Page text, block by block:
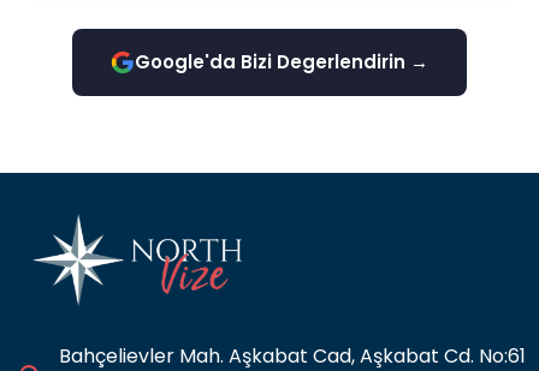
Google'da Bizi Degerlendirin →
Bahçelievler Mah. Aşkabat Cad, Aşkabat Cd. No:61